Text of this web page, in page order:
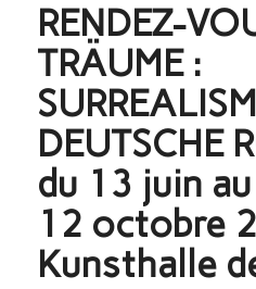
RENDEZ-
TRÄUME :
DEUTSCHE
du 13 juin au
12 octobre
Kunsthalle